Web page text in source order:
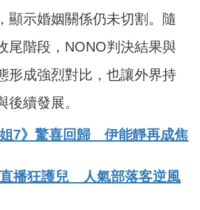
顯示婚姻關係仍未切割。隨
尾階段，NONO判決結果與
形成強烈對比，也讓外界持
後續發展。
姐7》驚喜回歸 伊能靜再成焦
播狂護兒 人氣部落客逆風